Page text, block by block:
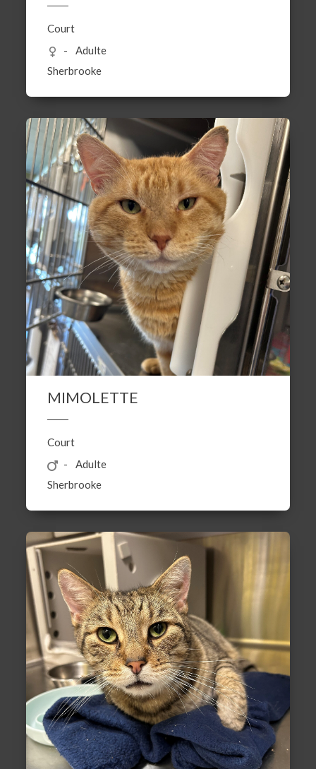
Court
Adulte
Sherbrooke
MIMOLETTE
Court
Adulte
Sherbrooke